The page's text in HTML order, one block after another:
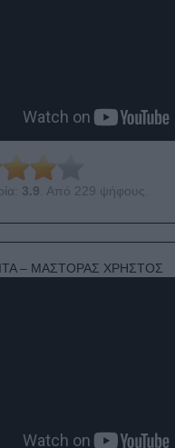
3.9 . Από 229 ψήφους.
– ΜΑΣΤΟΡΑΣ ΧΡΗΣΤΟΣ